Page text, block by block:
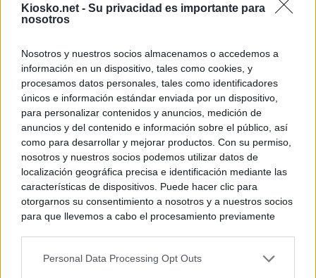
Kiosko.net - Su privacidad es importante para
nosotros
Nosotros y nuestros socios almacenamos o accedemos a
información en un dispositivo, tales como cookies, y
procesamos datos personales, tales como identificadores
únicos e información estándar enviada por un dispositivo,
para personalizar contenidos y anuncios, medición de
anuncios y del contenido e información sobre el público, así
como para desarrollar y mejorar productos. Con su permiso,
nosotros y nuestros socios podemos utilizar datos de
localización geográfica precisa e identificación mediante las
características de dispositivos. Puede hacer clic para
otorgarnos su consentimiento a nosotros y a nuestros socios
para que llevemos a cabo el procesamiento previamente
negar su consentimiento. Tenga en cuenta que algún
Personal Data Processing Opt Outs